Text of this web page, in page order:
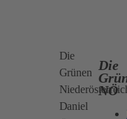
Die
Grünen
Daniel
Die
NÖ